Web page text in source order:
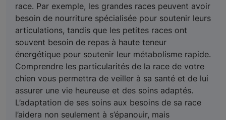
race. Par exemple, les grandes races peuvent avoir
besoin de nourriture spécialisée pour soutenir leurs
articulations, tandis que les petites races ont
souvent besoin de repas à haute teneur
énergétique pour soutenir leur métabolisme rapide.
Comprendre les particularités de la race de votre
chien vous permettra de veiller à sa santé et de lui
assurer une vie heureuse et des soins adaptés.
L’adaptation de ses soins aux besoins de sa race
l’aidera non seulement à s’épanouir, mais